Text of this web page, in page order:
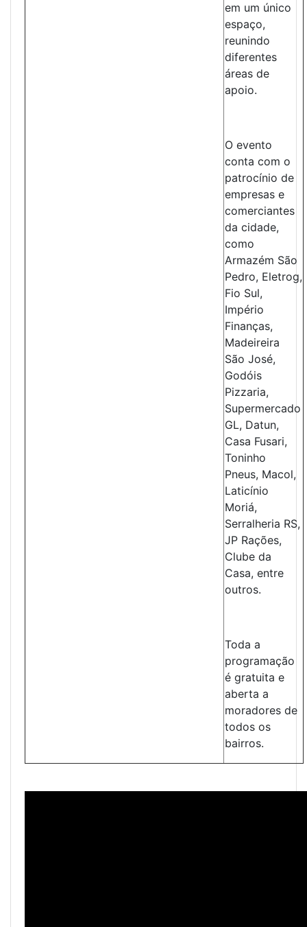
em um único
espaço,
reunindo
diferentes
áreas de
apoio.
O evento
conta com o
patrocínio de
empresas e
comerciantes
da cidade,
como
Armazém São
Pedro, Eletrog,
Fio Sul,
Império
Finanças,
Madeireira
São José,
Godóis
Pizzaria,
Supermercado
GL, Datun,
Casa Fusari,
Toninho
Pneus, Macol,
Laticínio
Moriá,
Serralheria RS,
JP Rações,
Clube da
Casa, entre
outros.
Toda a
programação
é gratuita e
aberta a
moradores de
todos os
bairros.